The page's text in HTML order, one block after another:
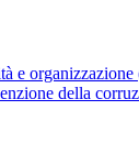
e
della